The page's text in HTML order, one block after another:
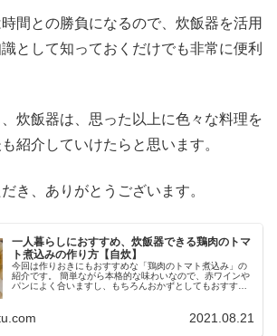
間との勝負になるので、炊飯器を活用
として知っておくだけでも非常に便利
炊飯器は、思った以上に色々な料理を
紹介していけたらと思います。
き、ありがとうございます。
一人暮らしにおすすめ、炊飯器できる鶏肉のトマ
ト煮込みの作り方【自炊】
今回は作りおきにもおすすめな「鶏肉のトマト煮込み」の
紹介です。 簡単ながら本格的な味わいなので、赤ワインや
パンによく合いますし、もちろんおかずとしてもおすすめ
2021.08.21